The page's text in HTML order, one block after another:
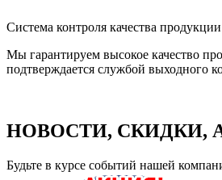
Система контроля качества продукции
Мы гарантируем высокое качество
подтверждается службой выходного
НОВОСТИ, СКИДКИ,
Будьте в курсе событий нашей